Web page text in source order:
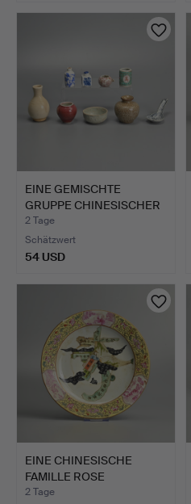
EINE GEMISCHTE
GRUPPE CHINESISCHER
KERAMIK…
2 Tage
Schätzwert
54 USD
EINE CHINESISCHE
FAMILLE ROSE
PORZELLANSCH…
2 Tage